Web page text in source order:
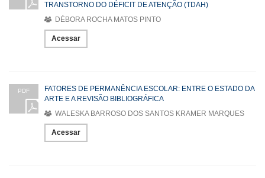
TRANSTORNO DO DÉFICIT DE ATENÇÃO (TDAH)
DÉBORA ROCHA MATOS PINTO
Acessar
PDF
FATORES DE PERMANÊNCIA ESCOLAR: ENTRE O ESTADO DA
ARTE E A REVISÃO BIBLIOGRÁFICA
WALESKA BARROSO DOS SANTOS KRAMER MARQUES
Acessar